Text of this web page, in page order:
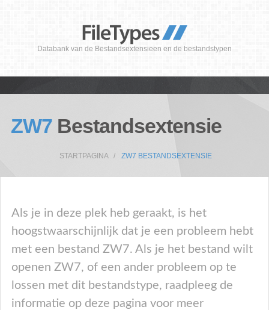
Databank van de Bestandsextensieen en de bestandstypen
ZW7 Bestandsextensie
STARTPAGINA ZW7 BESTANDSEXTENSIE
Als je in deze plek heb geraakt, is het
hoogstwaarschijnlijk dat je een probleem hebt
met een bestand ZW7. Als je het bestand wilt
openen ZW7, of een ander probleem op te
lossen met dit bestandstype, raadpleeg de
informatie op deze pagina voor meer